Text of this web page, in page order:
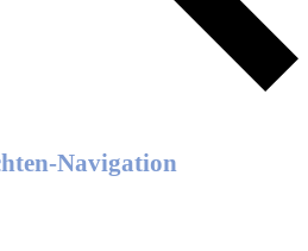
Navigation